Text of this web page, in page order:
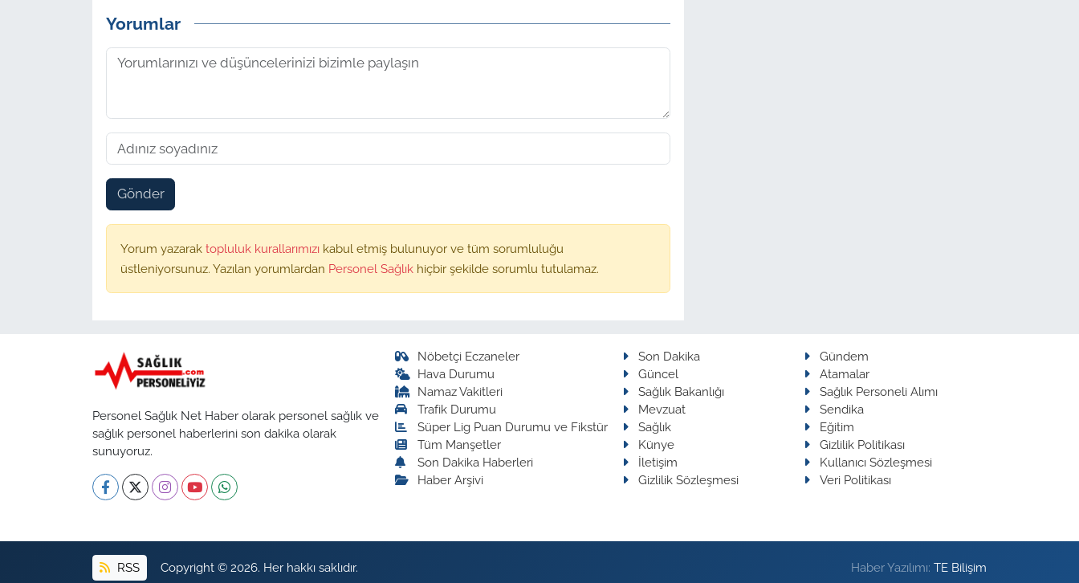
Yorumlar
Gönder
Yorum yazarak topluluk kurallarımızı kabul etmiş bulunuyor ve tüm sorumluluğu
üstleniyorsunuz. Yazılan yorumlardan Personel Sağlık hiçbir şekilde sorumlu tutulamaz.
Personel Sağlık Net Haber olarak personel sağlık ve
sağlık personel haberlerini son dakika olarak
sunuyoruz.
Nöbetçi Eczaneler
Hava Durumu
Namaz Vakitleri
Trafik Durumu
Süper Lig Puan Durumu ve Fikstür
Tüm Manşetler
Son Dakika Haberleri
Haber Arşivi
Son Dakika
Gündem
Güncel
Atamalar
Sağlık Bakanlığı
Sağlık Personeli Alımı
Mevzuat
Sendika
Sağlık
Eğitim
Künye
Gizlilik Politikası
İletişim
Kullanıcı Sözleşmesi
Gizlilik Sözleşmesi
Veri Politikası
RSS Copyright © 2026. Her hakkı saklıdır. Haber Yazılımı:TE Bilişim